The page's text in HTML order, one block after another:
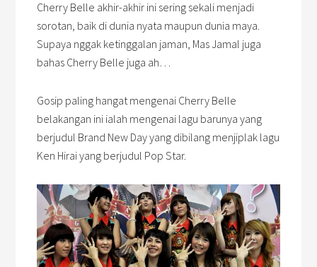
Cherry Belle akhir-akhir ini sering sekali menjadi
sorotan, baik di dunia nyata maupun dunia maya.
Supaya nggak ketinggalan jaman, Mas Jamal juga
bahas Cherry Belle juga ah…
Gosip paling hangat mengenai Cherry Belle
belakangan ini ialah mengenai lagu barunya yang
berjudul Brand New Day yang dibilang menjiplak lagu
Ken Hirai yang berjudul Pop Star.